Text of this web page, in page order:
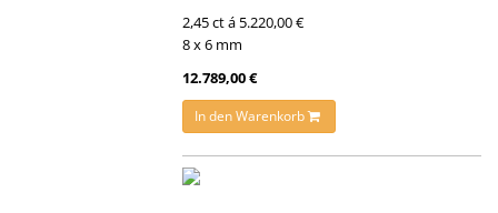
2,45 ct á 5.220,00 €
8 x 6 mm
12.789,00 €
In den Warenkorb